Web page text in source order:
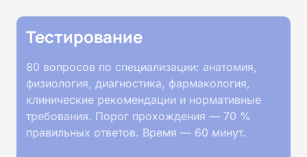
Тестирование
80 вопросов по специализации: анатомия,
физиология, диагностика, фармакология,
клинические рекомендации и нормативные
требования. Порог прохождения — 70 %
правильных ответов. Время — 60 минут.